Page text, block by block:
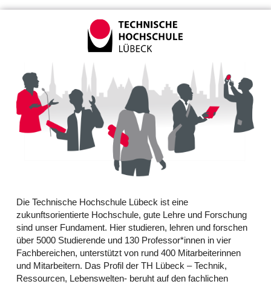
Die Technische Hochschule Lübeck ist eine
zukunftsorientierte Hochschule, gute Lehre und Forschung
sind unser Fundament. Hier studieren, lehren und forschen
über 5000 Studierende und 130 Professor*innen in vier
Fachbereichen, unterstützt von rund 400 Mitarbeiterinnen
und Mitarbeitern. Das Profil der TH Lübeck – Technik,
Ressourcen, Lebenswelten- beruht auf den fachlichen